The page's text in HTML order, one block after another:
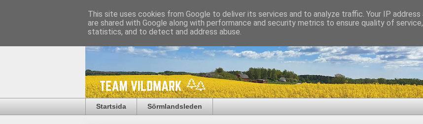
Startsida Sörmlandsleden
This site uses cookies from Google to deliver its services and to analyze traffic. Your IP address
are shared with Google along with performance and security metrics to ensure quality of
statistics, and to detect and address abuse.